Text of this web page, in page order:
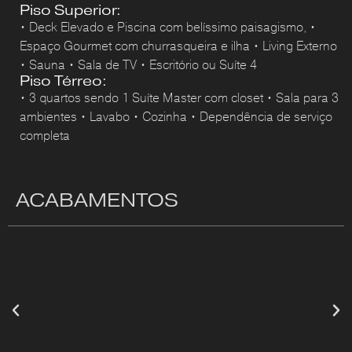
Piso Superior:
• Deck Elevado e Piscina com belíssimo paisagismo, •
Espaço Gourmet com churrasqueira e ilha • Living Externo
• Sauna • Sala de TV • Escritório ou Suíte 4
Piso Térreo:
• 3 quartos sendo 1 Suíte Master com closet • Sala para 3
ambientes • Lavabo • Cozinha • Dependência de serviço
completa
ACABAMENTOS